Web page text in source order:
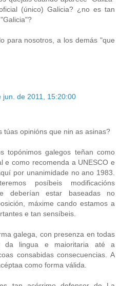
(único) Galicia? ¿no es tan
para nosotros, a los demás "que
jun. de 2011, 15:20:00
túas opinións que nin as asinas?
topónimos galegos teñan como
e como recomenda a UNESCO e
por unanimidade no ano 1983.
posíbeis modificacións
deberían estar baseadas no
máxime cando estamos a
e tan sensíbeis.
galega, con presenza en todas
da lingua e maioritaria até a
consabidas consecuencias. A
como forma válida.